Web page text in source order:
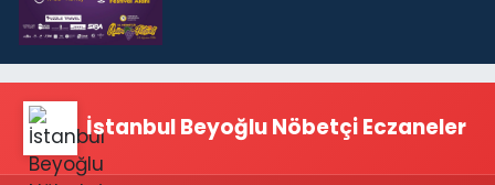
İstanbul Beyoğlu Nöbetçi Eczaneler